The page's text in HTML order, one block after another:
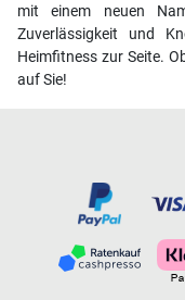
mit einem neuen
Zuverlässigkeit und
Heimfitness zur Seite.
auf Sie!